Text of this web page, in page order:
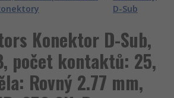
D-Sub
Konektor D-Sub,
počet kontaktů: 25,
Rovný 2.77 mm,